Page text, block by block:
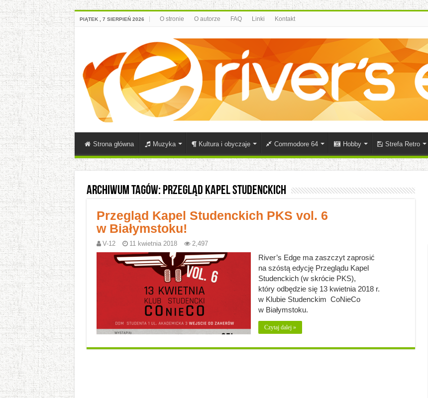
PIĄTEK , 7 SIERPIEŃ 2026 O stronie O autorze FAQ Linki Kontakt
Strona główna Muzyka Kultura i obyczaje Commodore 64 Hobby Strefa Retro
Archiwum tagów: przegląd kapel studenckich
Przegląd Kapel Studenckich PKS vol. 6
w Białymstoku!
V-12 11 kwietnia 2018 2,497
River’s Edge ma zaszczyt zaprosić
na szóstą edycję Przeglądu Kapel
Studenckich (w skrócie PKS),
który odbędzie się 13 kwietnia 2018 r.
w Klubie Studenckim CoNieCo
w Białymstoku.
Czytaj dalej »